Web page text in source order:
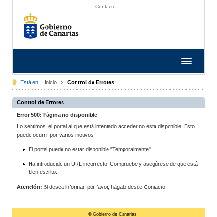
Contacto
Toggle
navigation
Está en: Inicio > Control de Errores
Control de Errores
Error 500: Página no disponible
Lo sentimos, el portal al que está intentado acceder no está disponible. Esto
puede ocurrir por varios motivos:
El portal puede no estar disponible "Temporalmente".
Ha introducido un URL incorrecto. Compruebe y asegúrese de que está
bien escrito.
Atención: Si desea informar, por favor, hágalo desde Contacto.
© Gobierno de Canarias